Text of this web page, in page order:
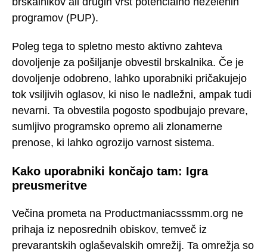
programov (PUP).
Poleg tega to spletno mesto aktivno zahteva
dovoljenje za pošiljanje obvestil brskalnika. Če je
dovoljenje odobreno, lahko uporabniki pričakujejo
tok vsiljivih oglasov, ki niso le nadležni, ampak tudi
nevarni. Ta obvestila pogosto spodbujajo prevare,
sumljivo programsko opremo ali zlonamerne
prenose, ki lahko ogrozijo varnost sistema.
Kako uporabniki končajo tam: Igra
preusmeritve
Večina prometa na Productmaniacsssmm.org ne
prihaja iz neposrednih obiskov, temveč iz
prevarantskih oglaševalskih omrežij. Ta omrežja so